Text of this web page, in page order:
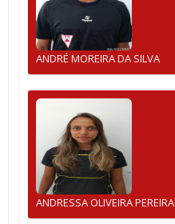
ANDRÉ MOREIRA DA SILVA
ANDRESSA OLIVEIRA PEREIRA